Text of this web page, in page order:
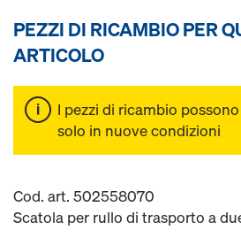
PEZZI DI RICAMBIO PER
ARTICOLO
I pezzi di ricambio
solo in nuove condizioni
Cod. art. 502558070
Scatola per rullo di trasporto a